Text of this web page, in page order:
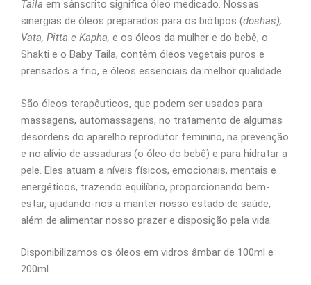
Taila em sânscrito significa óleo medicado. Nossas
sinergias de óleos preparados para os biótipos (doshas),
Vata, Pitta e Kapha, e os óleos da mulher e do bebê, o
Shakti e o Baby Taila, contêm óleos vegetais puros e
prensados a frio, e óleos essenciais da melhor qualidade.
São óleos terapêuticos, que podem ser usados para
massagens, automassagens, no tratamento de algumas
desordens do aparelho reprodutor feminino, na prevenção
e no alívio de assaduras (o óleo do bebê) e para hidratar a
pele. Eles atuam a níveis físicos, emocionais, mentais e
energéticos, trazendo equilíbrio, proporcionando bem-
estar, ajudando-nos a manter nosso estado de saúde,
além de alimentar nosso prazer e disposição pela vida.
Disponibilizamos os óleos em vidros âmbar de 100ml e
200ml.